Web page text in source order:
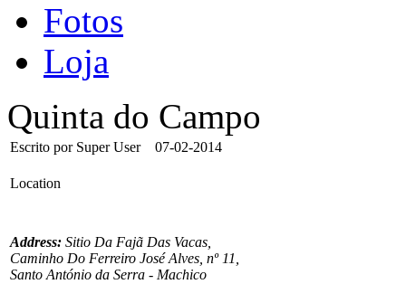
Fotos
Loja
Quinta do Campo
Escrito por Super User 07-02-2014
Location
Address: Sitio Da Fajã Das Vacas,
Caminho Do Ferreiro José Alves, nº 11,
Santo António da Serra - Machico